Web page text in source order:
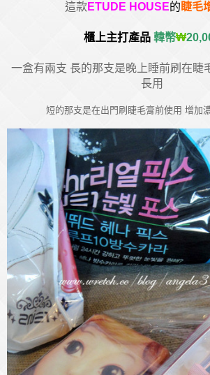
這款 ETUDE HOUSE的 睫毛
櫃上主打產品 韓幣₩
一盒有兩支 長的那支是晚上睡前刷在睫
長用
短的那支是在出門刷睫毛膏前使用 增加